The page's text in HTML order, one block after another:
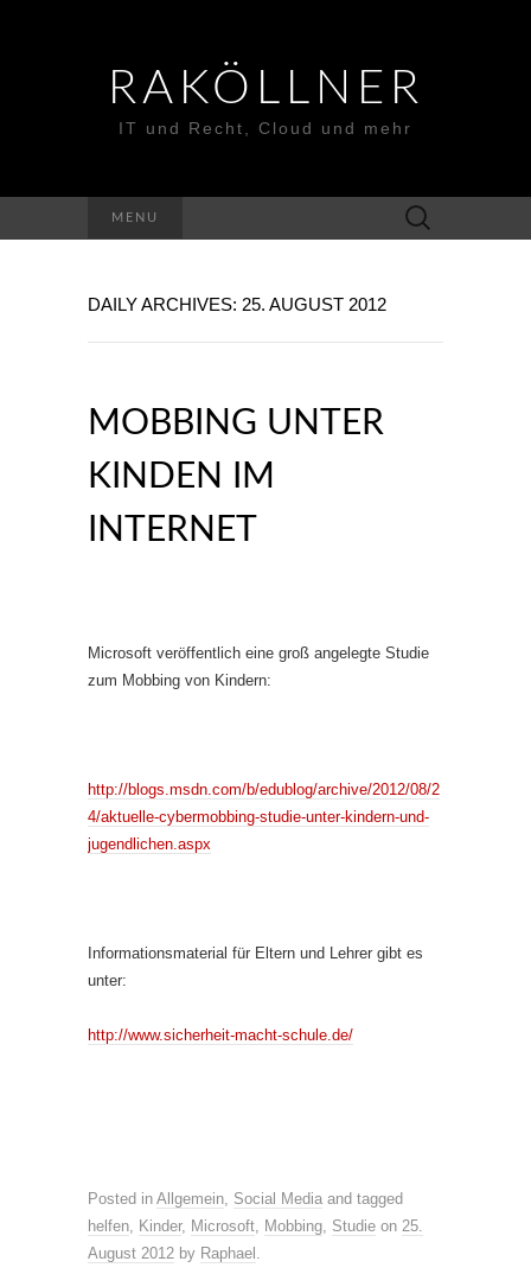
RAKÖLLNER
IT und Recht, Cloud und mehr
MENU
Suchen
nach:
DAILY ARCHIVES: 25. AUGUST 2012
MOBBING UNTER
KINDEN IM
INTERNET
Microsoft veröffentlich eine groß angelegte Studie
zum Mobbing von Kindern:
http://blogs.msdn.com/b/edublog/archive/2012/08/2
4/aktuelle-cybermobbing-studie-unter-kindern-und-
jugendlichen.aspx
Informationsmaterial für Eltern und Lehrer gibt es
unter:
http://www.sicherheit-macht-schule.de/
Posted in Allgemein, Social Media and tagged
helfen, Kinder, Microsoft, Mobbing, Studie on 25.
August 2012 by Raphael .